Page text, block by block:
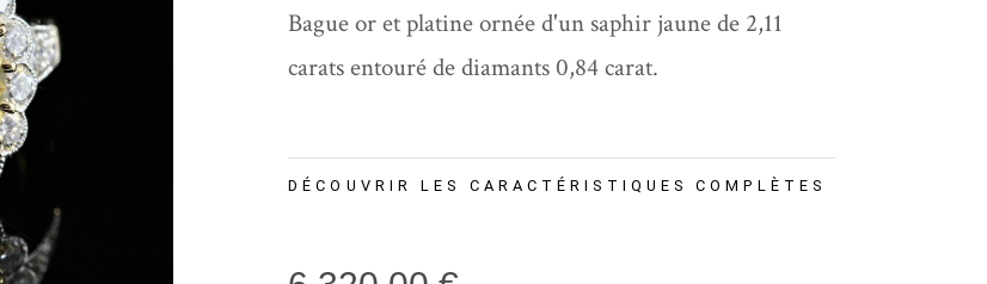
Bague or et platine ornée d'un saphir jaune de 2,11
carats entouré de diamants 0,84 carat.
DÉCOUVRIR LES CARACTÉRISTIQUES COMPLÈTES